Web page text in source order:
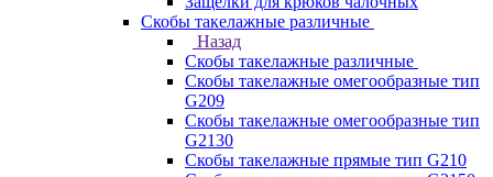
Скобы такелажные различные
Назад
Скобы такелажные различные
Скобы такелажные омегообразные тип
G209
Скобы такелажные омегообразные тип
G2130
Скобы такелажные прямые тип G210